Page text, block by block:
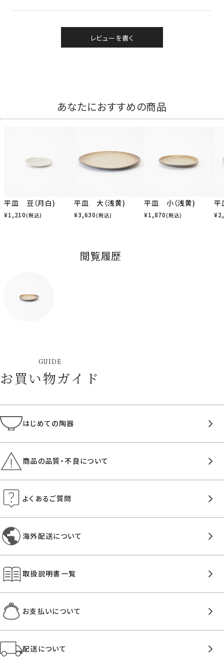
レビューを書く
あなたにおすすめの商品
平皿 豆（月白)
¥1,210(税込)
平皿 大（浅黄)
¥3,630(税込)
平皿 小（浅黄)
¥1,870(税込)
平
¥
閲覧履歴
GUIDE
お買い物ガイド
はじめての陶器
商品の品質・不良について
よくあるご質問
海外配送について
取扱説明書一覧
お支払いについて
配送について